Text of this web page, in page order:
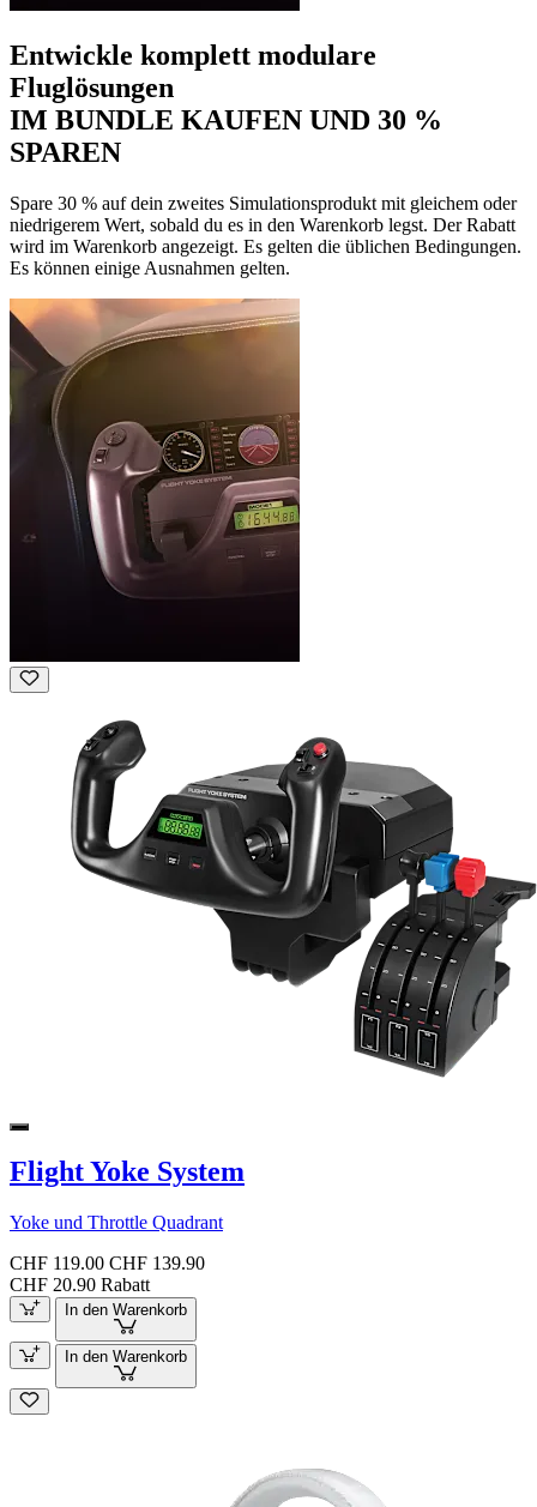
Entwickle komplett modulare
Fluglösungen
IM BUNDLE KAUFEN UND 30 %
SPAREN
Spare 30 % auf dein zweites Simulationsprodukt mit gleichem oder
niedrigerem Wert, sobald du es in den Warenkorb legst. Der Rabatt
wird im Warenkorb angezeigt. Es gelten die üblichen Bedingungen.
Es können einige Ausnahmen gelten.
Flight Yoke System
Yoke und Throttle Quadrant
CHF 119.00 CHF 139.90
CHF 20.90 Rabatt
In den Warenkorb
In den Warenkorb